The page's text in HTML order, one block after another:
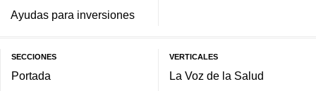
Ayudas para inversiones
SECCIONES
Portada
VERTICALES
La Voz de la Salud